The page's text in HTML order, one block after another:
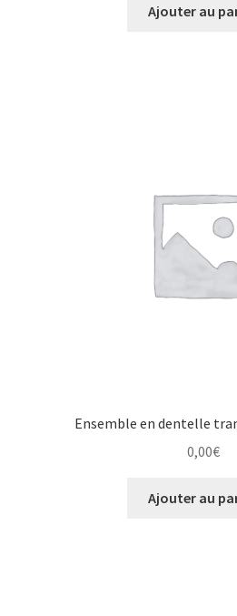
Ajouter au
Ensemble en dentelle
0,00€
Ajouter au